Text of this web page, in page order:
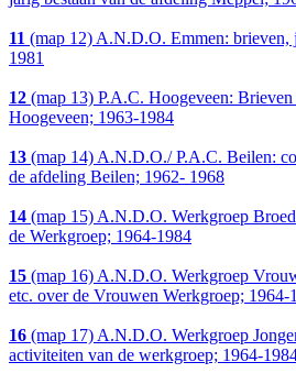
11 (map 12) A.N.D.O. Emmen: brieven,
1981
12 (map 13) P.A.C. Hoogeveen:
Hoogeveen; 1963-1984
13 (map 14) A.N.D.O./ P.A.C. Beilen:
de afdeling Beilen; 1962- 1968
14 (map 15) A.N.D.O. Werkgroep
de Werkgroep; 1964-1984
15 (map 16) A.N.D.O. Werkgroep
etc. over de Vrouwen Werkgroep; 1964-
16 (map 17) A.N.D.O. Werkgroep
activiteiten van de werkgroep; 1964-